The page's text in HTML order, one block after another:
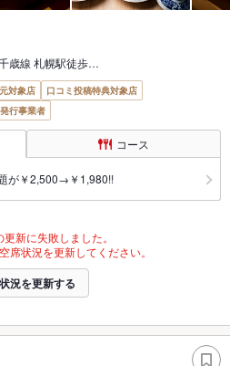
歳線 札幌駅徒歩…
対象店
口コミ投稿特典対象店
行事業者
コース
が￥2,500→￥1,980!!
新に失敗しました。
席状況を更新してください。
況を更新する